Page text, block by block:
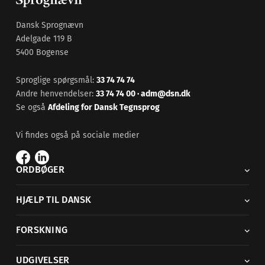
Dansk Sprognævn
Adelgade 119 B
5400 Bogense
Sproglige spørgsmål: 33 74 74 74
Andre henvendelser: 33 74 74 00·adm@dsn.dk
Se også Afdeling for Dansk Tegnsprog
Vi findes også på sociale medier
ORDBØGER
HJÆLP TIL DANSK
FORSKNING
UDGIVELSER